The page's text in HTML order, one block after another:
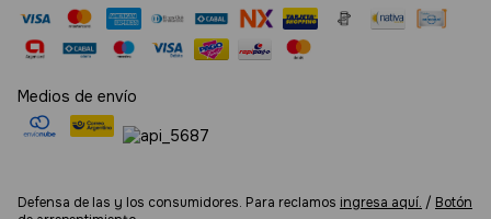
Medios de envío
Defensa de las y los consumidores. Para reclamos ingresa aquí. / Botón